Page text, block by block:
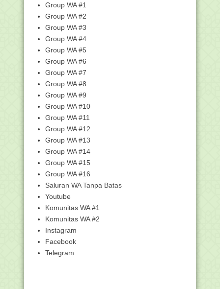
Ikuti Vaksinasi Bo...
Rindu, Siswi MTsN 1 Pati ini Raih Empat
Medali Int...
Unduh Contoh Soal Bahasa Arab - Ujian
Madrasah (UM...
Keputusan Menag tentang Pedoman
Penyelenggaraan Pe...
MUI Apresiasi Edaran Menag Tentang
Menag Terbitkan Pedoman
Penggunaan Pengeras Suara ...
2022 tentang P...
Petunjuk Pengisian Nomor Peserta
Ujian Madrasah (U...
Panduan Cara Akses Aplikasi PDUM
dan Cetak Kartu U...
Unduh Contoh Soal SKI - Ujian
Madrasah (UM) Jenjan...
Unduh Contoh Soal Tryout Ujian
Madrasah (UM) Fikih...
Unduh Contoh Soal Akidah Akhlak -
Ujian Madrasah (...
Unduh Contoh Soal Ujian Madrasah
(UM) MA
Group WA #1
Group WA #2
Group WA #3
Group WA #4
Group WA #5
Group WA #6
Group WA #7
Group WA #8
Group WA #9
Group WA #10
Group WA #11
Group WA #12
Group WA #13
Group WA #14
Group WA #15
Group WA #16
Saluran WA Tanpa Batas
Youtube
Komunitas WA #1
Komunitas WA #2
Instagram
Facebook
Telegram